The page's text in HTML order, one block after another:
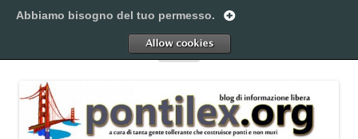
al
Pontilex
Menu
Abbiamo bisogno del tuo permesso.